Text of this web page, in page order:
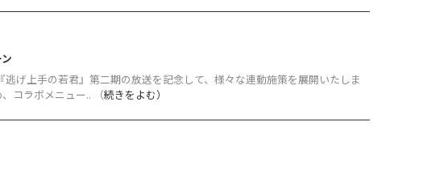
げ上手の若君』第二期の放送を記念して、様々な連動施策を展開いたしま
コラボメニュー.. （続きをよむ）